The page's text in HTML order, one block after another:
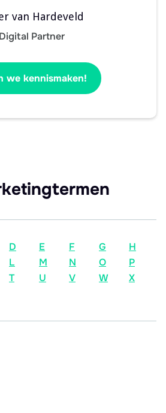
van Hardeveld
Digital Partner
we kennismaken!
D E F G
H
L M N O
P
T U V W
X